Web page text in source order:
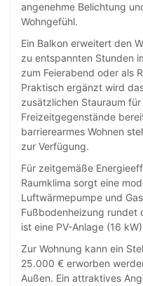
angenehme Belichtung
Wohngefühl.
Ein Balkon erweitert den
zu entspannten Stunden
zum Feierabend oder als
Praktisch ergänzt wird
zusätzlichen Stauraum
Freizeitgegenstände
barrierearmes Wohnen
zur Verfügung.
Für zeitgemäße
Raumklima sorgt eine
Luftwärmepumpe und
Fußbodenheizung rundet
ist eine PV-Anlage (16
Zur Wohnung kann ein
25.000 € erworben
Außen. Ein attraktives